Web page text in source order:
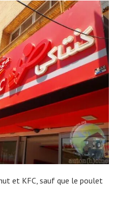
et KFC, sauf que le poulet